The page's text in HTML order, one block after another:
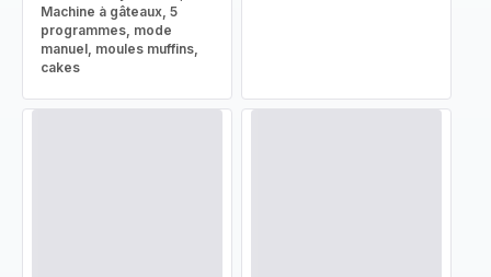
Machine à gâteaux, 5
programmes, mode
manuel, moules muffins,
cakes